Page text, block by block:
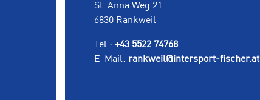
St. Anna Weg 21
6830 Rankweil
Tel.: +43 5522 74768
E-Mail: rankweil@intersport-fischer.at